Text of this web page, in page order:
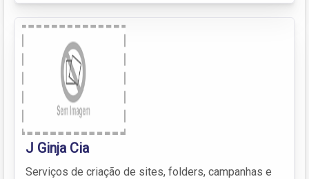
J Ginja Cia
Serviços de criação de sites, folders, campanhas e